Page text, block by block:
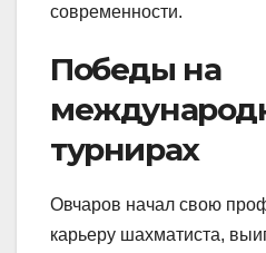
современности.
Победы на
турнирах
Овчаров начал свою
карьеру шахматиста,